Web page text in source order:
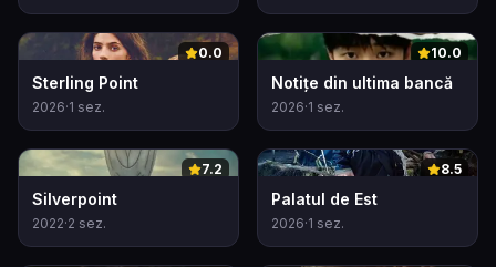
0 0.0
Sterling Point
2026·1 sez.
0 10.0
Notițe din ultima bancă
2026·1 sez.
0 7.2
Silverpoint
2022·2 sez.
0 8.5
Palatul de Est
2026·1 sez.